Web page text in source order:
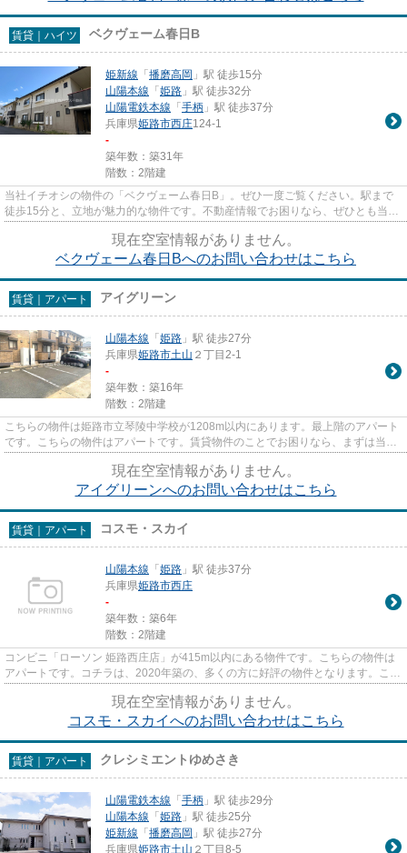
賃貸｜ハイツ ベクヴェーム春日B
姫新線 「播磨高岡 」駅 徒歩15分
山陽本線 「姫路 」駅 徒歩32分
山陽電鉄本線 「手柄 」駅 徒歩37分
兵庫県姫路市西庄124-1
-
築年数：築31年
階数：2階建
当社イチオシの物件の「ベクヴェーム春日B」。ぜひ一度ご覧ください。駅まで
徒歩15分と、立地が魅力的な物件です。不動産情報でお困りなら、ぜひとも当社
にお問い合わせください。数多...
現在空室情報がありません。
ベクヴェーム春日Bへのお問い合わせはこちら
賃貸｜アパート アイグリーン
山陽本線 「姫路 」駅 徒歩27分
兵庫県姫路市土山 ２丁目2-1
-
築年数：築16年
階数：2階建
こちらの物件は姫路市立琴陵中学校が1208m以内にあります。最上階のアパート
です。こちらの物件はアパートです。賃貸物件のことでお困りなら、まずは当社
へご連絡下さい。当社は、お客...
現在空室情報がありません。
アイグリーンへのお問い合わせはこちら
賃貸｜アパート コスモ・スカイ
山陽本線 「姫路 」駅 徒歩37分
兵庫県姫路市西庄
-
築年数：築6年
階数：2階建
コンビニ「ローソン 姫路西庄店」が415m以内にある物件です。こちらの物件は
アパートです。コチラは、2020年築の、多くの方に好評の物件となります。こだ
わりの賃貸物件をお探しの方は...
現在空室情報がありません。
コスモ・スカイへのお問い合わせはこちら
賃貸｜アパート クレシミエントゆめさき
山陽電鉄本線 「手柄 」駅 徒歩29分
山陽本線 「姫路 」駅 徒歩25分
姫新線 「播磨高岡 」駅 徒歩27分
兵庫県姫路市土山 ２丁目8-5